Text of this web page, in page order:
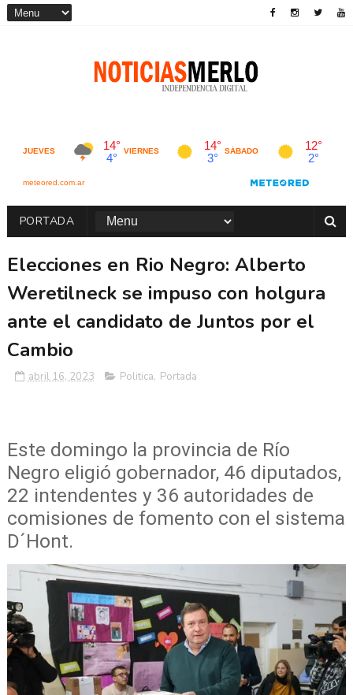
PORTADA
Elecciones en Rio Negro: Alberto
Weretilneck se impuso con holgura
ante el candidato de Juntos por el
Cambio
abril 16, 2023 Politica, Portada
Este domingo la provincia de Río
Negro eligió gobernador, 46 diputados,
22 intendentes y 36 autoridades de
comisiones de fomento con el sistema
D´Hont.